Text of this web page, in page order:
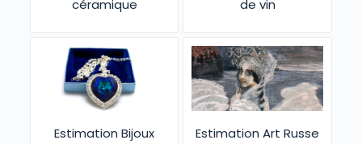
céramique de vin
Estimation Bijoux Estimation Art Russe